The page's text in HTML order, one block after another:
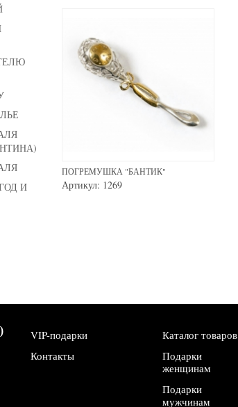
И
ПОГРЕМУШКА "БАНТИК"
Артикул: 1269
VIP-подарки
Контакты
Каталог товаров
Подарки
женщинам
Подарки
мужчинам